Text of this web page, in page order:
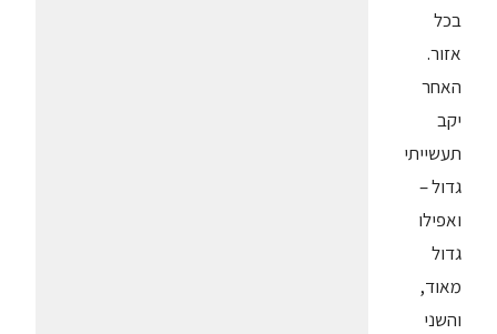
בכל
אזור.
האחר
יקב
תעשייתי
גדול –
ואפילו
גדול
מאוד,
והשני